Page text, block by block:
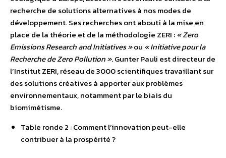
recherche de solutions alternatives à nos modes de
développement. Ses recherches ont abouti à la mise en
place de la théorie et de la méthodologie ZERI :« Zero
Emissions Research and Initiatives »ou « Initiative pour la
Recherche de Zero Pollution ». Gunter Pauli est directeur de
l’Institut ZERI, réseau de 3000 scientifiques travaillant sur
des solutions créatives à apporter aux problèmes
environnementaux, notamment par le biais du
biomimétisme.
Table ronde 2 : Comment l’innovation peut-elle
contribuer à la prospérité ?